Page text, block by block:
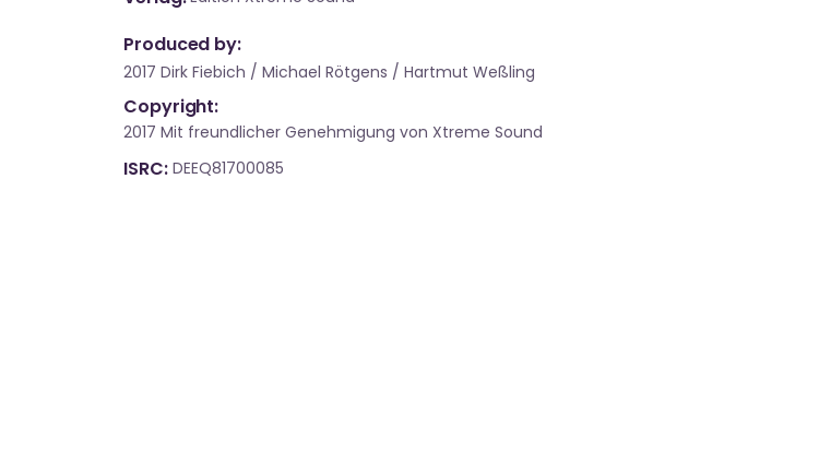
Produced by:
2017 Dirk Fiebich / Michael Rötgens / Hartmut Weßling
Copyright:
2017 Mit freundlicher Genehmigung von Xtreme Sound
ISRC DEEQ81700085